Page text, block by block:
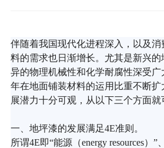
伴随着我国现代化进程深入，以及
料的需求也日渐增长。尤其是新兴
异的物理机械性和化学耐腐性深受
年在地面铺装材料的运用比重不断
展潜力十分可观，从以下三个方面就
一、地坪漆的发展满足4E准则。
所谓4E即“能源（energy resources）”